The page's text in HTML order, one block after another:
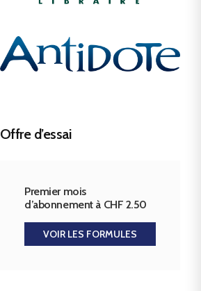
Offre d’essai
Premier mois
d’abonnement à CHF 2.50
VOIR LES FORMULES